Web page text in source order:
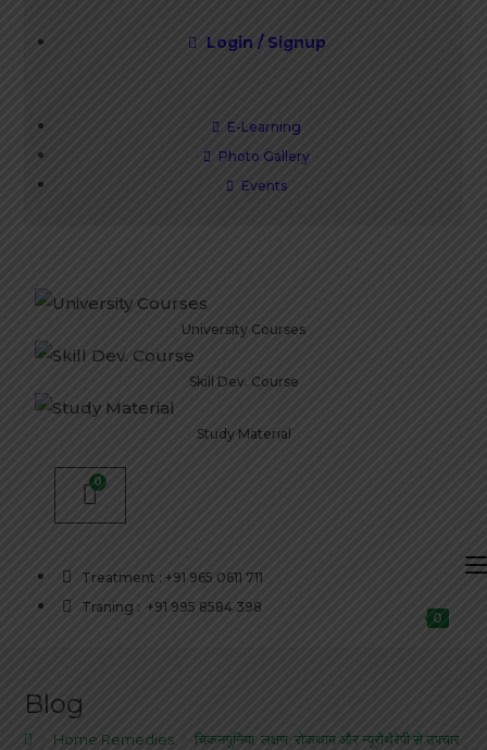
Login / Signup
E-Learning
Photo Gallery
Events
University Courses
Skill Dev. Course
Study Material
Treatment : +91 965 0611 711
Traning : +91 995 8584 398
0
Blog
Home Remedies चिकनगुनिया: लक्षण, रोकथाम और न्यूरोथेरेपी से उपचार